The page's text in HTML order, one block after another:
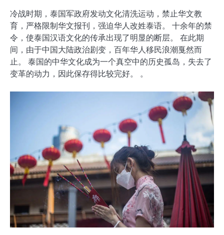
冷战时期，泰国军政府发动文化清洗运动，禁止华文教
育，严格限制华文报刊，强迫华人改姓泰语。 十余年的禁
令，使泰国汉语文化的传承出现了明显的断层。 在此期
间，由于中国大陆政治剧变，百年华人移民浪潮戛然而
止。 泰国的中华文化成为一个真空中的历史孤岛，失去了
变革的动力，因此保存得比较完好。 。